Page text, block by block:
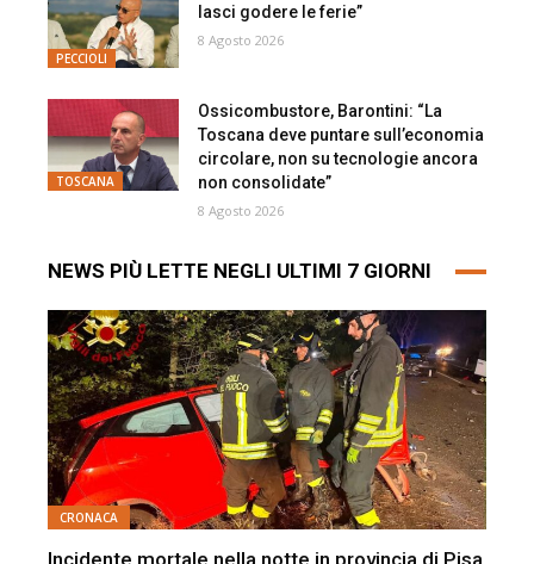
PECCIOLI
lasci godere le ferie”
8 Agosto 2026
TOSCANA
Ossicombustore, Barontini: “La
Toscana deve puntare sull’economia
circolare, non su tecnologie ancora
non consolidate”
8 Agosto 2026
NEWS PIÙ LETTE NEGLI ULTIMI 7 GIORNI
CRONACA